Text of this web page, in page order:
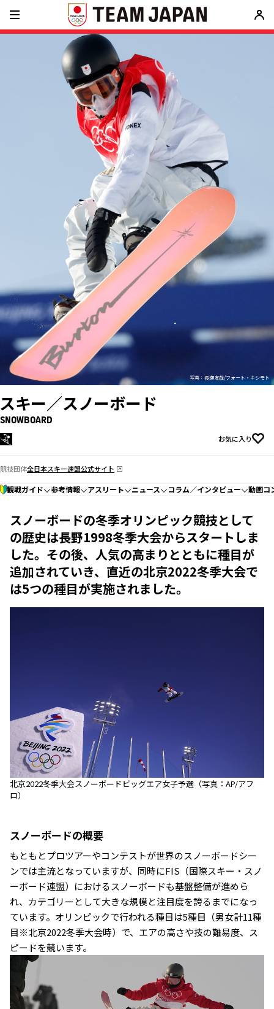
写真：長瀬友哉/フォート・キシモト
スキー／スノーボード
SNOWBOARD
お気に入り
競技団体全日本スキー連盟公式サイト
観戦ガイド 参考情報 アスリート ニュース コラム／インタビュー 動画コ
スノーボードの冬季オリンピック競技として
の歴史は長野1998冬季大会からスタートしま
した。その後、人気の高まりとともに種目が
追加されていき、直近の北京2022冬季大会で
は5つの種目が実施されました。
北京2022冬季大会スノーボードビッグエア女子予選（写真：AP/アフ
ロ）
スノーボードの概要
もともとプロツアーやコンテストが世界のスノーボードシー
ンでは主流となっていますが、同時にFIS（国際スキー・スノ
ーボード連盟）におけるスノーボードも基盤整備が進めら
れ、カテゴリーとして大きな規模と注目度を誇るまでになっ
ています。オリンピックで行われる種目は5種目（男女計11種
目※北京2022冬季大会時）で、エアの高さや技の難易度、ス
ピードを競います。